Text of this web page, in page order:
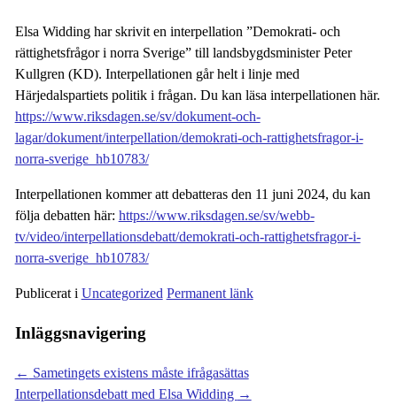
Elsa Widding har skrivit en interpellation ”Demokrati- och
rättighetsfrågor i norra Sverige” till landsbygdsminister Peter
Kullgren (KD). Interpellationen går helt i linje med
Härjedalspartiets politik i frågan. Du kan läsa interpellationen här.
https://www.riksdagen.se/sv/dokument-och-
lagar/dokument/interpellation/demokrati-och-rattighetsfragor-i-
norra-sverige_hb10783/
Interpellationen kommer att debatteras den 11 juni 2024, du kan
följa debatten här: https://www.riksdagen.se/sv/webb-
tv/video/interpellationsdebatt/demokrati-och-rattighetsfragor-i-
norra-sverige_hb10783/
Publicerat i Uncategorized Permanent länk
Inläggsnavigering
← Sametingets existens måste ifrågasättas
Interpellationsdebatt med Elsa Widding →